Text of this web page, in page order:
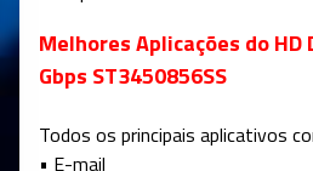
Melhores Aplicações do HD
Gbps ST3450856SS
Todos os principais aplicativos
• E-mail